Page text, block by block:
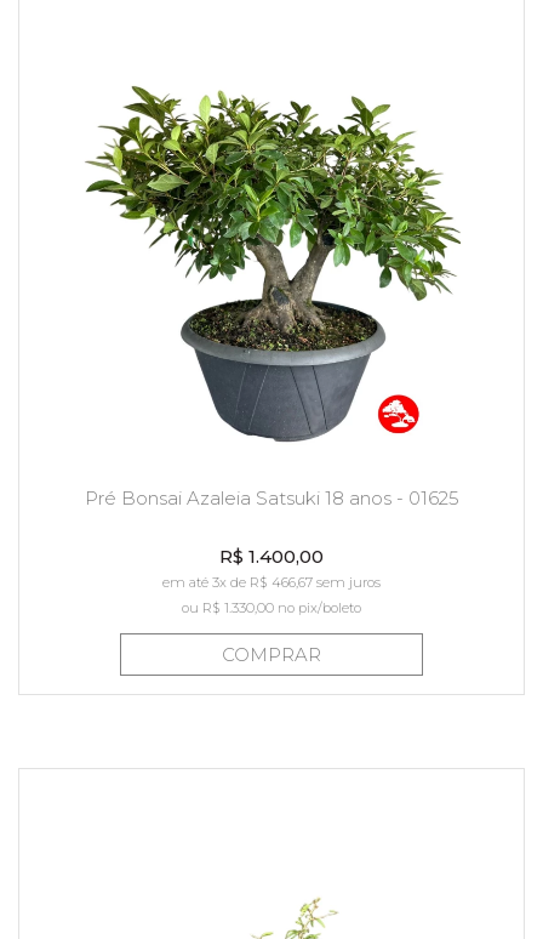
Pré Bonsai Azaleia Satsuki 18 anos - 01625
R$ 1.400,00
em até 3x de R$ 466,67 sem juros
ou R$ 1.330,00 no pix/boleto
COMPRAR